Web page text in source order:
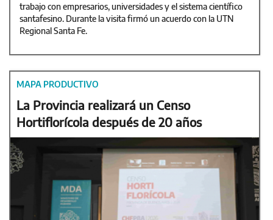
trabajo con empresarios, universidades y el sistema científico
santafesino. Durante la visita firmó un acuerdo con la UTN
Regional Santa Fe.
MAPA PRODUCTIVO
La Provincia realizará un Censo
Hortiflorícola después de 20 años